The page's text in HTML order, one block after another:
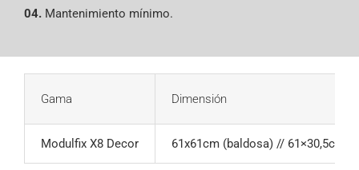
04.Mantenimiento mínimo.
Gama Dimensión
Modulfix X8 Decor 61x61cm (baldosa) // 61×30,5cm